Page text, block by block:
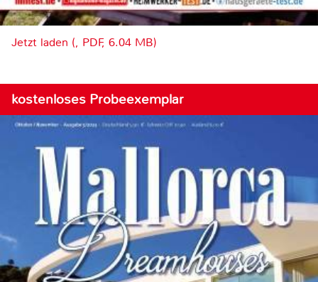
Jetzt laden (, PDF, 6.04 MB)
kostenloses Probeexemplar